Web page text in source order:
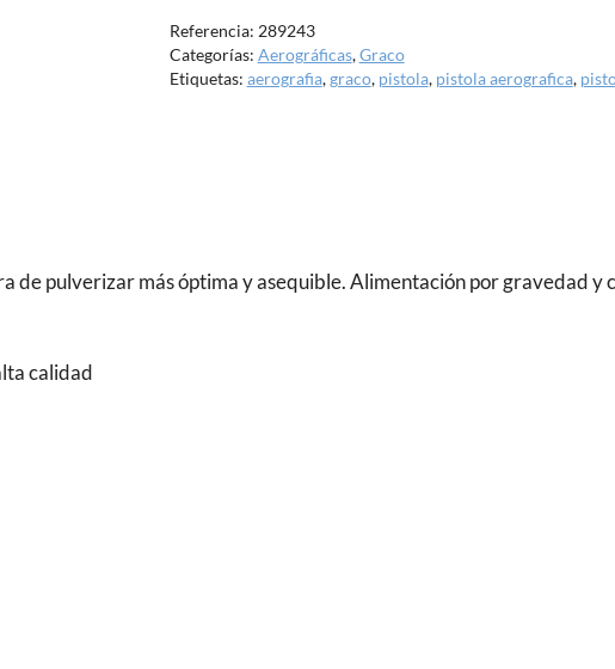
Finex
Convencional
Referencia: 289243
Categorías: Aerográficas,Graco
Etiquetas: aerografia,graco, pistola, pistola aerografica,
de pulverizar más óptima y asequible. Alimentación por gravedad y
calidad